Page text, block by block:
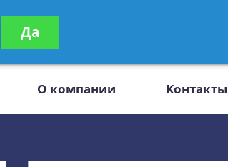
бесплатно
О компании Контакты
Да